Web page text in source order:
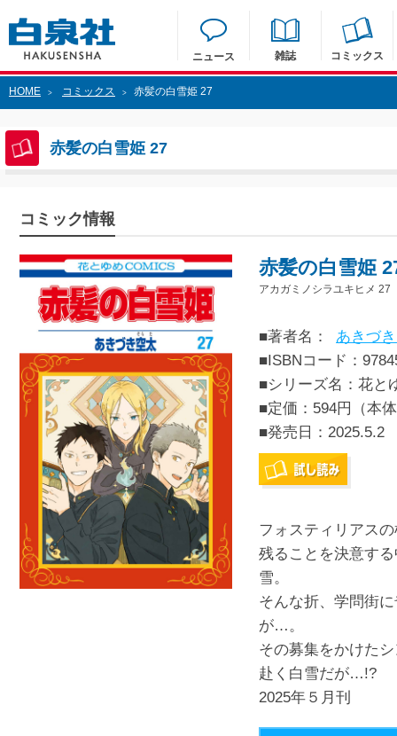
ニュース 雑誌 コミックス
HOME > コミックス > 赤髪の白雪姫 27
赤髪の白雪姫 27
コミック情報
赤髪の白雪姫
アカガミノシラユキヒメ 27
■著者名：
あきづ
■ISBNコード：
■シリーズ名：花と
■定価：594円（本
■発売日： 2025.5.2
フォスティリアス
残ることを決意す
雪。
そんな折、学問街
が…。
その募集をかけた
赴く白雪だが…!?
2025年５月刊